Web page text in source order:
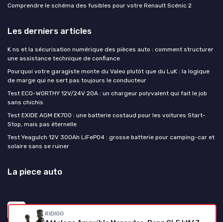
RIDIGO
Comprendre le schéma des fusibles pour votre Renault Scénic 2
Les derniers articles
K ns et la sécurisation numérique des pièces auto : comment structurer
une assistance technique de confiance
Pourquoi votre garagiste monte du Valeo plutôt que du LuK : la logique
de marge qui ne sert pas toujours le conducteur
Test ECO-WORTHY 12V/24V 20A : un chargeur polyvalent qui fait le job
sans chichis
Test EXIDE AGM EK700 : une batterie costaud pour les voitures Start-
Stop, mais pas éternelle
Test Yeagulch 12V 300Ah LiFePO4 : grosse batterie pour camping-car et
solaire sans se ruiner
La piece auto